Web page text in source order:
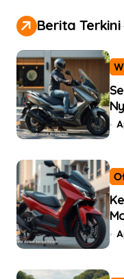
v
i
g
a
t
i
n
Berita Terkini